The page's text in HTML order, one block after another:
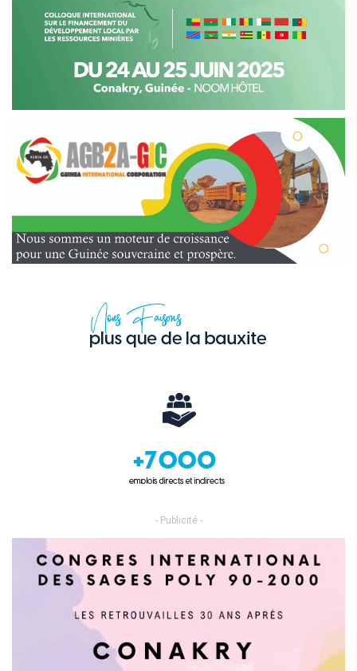
- Publicité -